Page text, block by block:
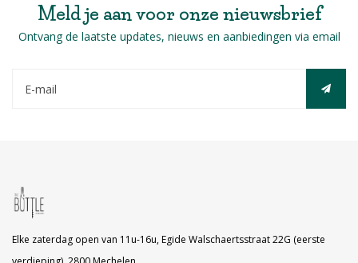
Meld je aan voor onze nieuwsbrief
Ontvang de laatste updates, nieuws en aanbiedingen via email
Elke zaterdag open van 11u-16u, Egide Walschaertsstraat 22G (eerste